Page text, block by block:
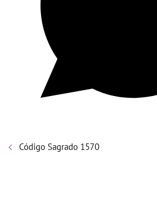
Código Sagrado 1570